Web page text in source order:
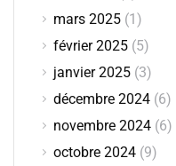
mars 2025 (1)
février 2025 (5)
janvier 2025 (3)
décembre 2024 (6)
novembre 2024 (6)
octobre 2024 (9)